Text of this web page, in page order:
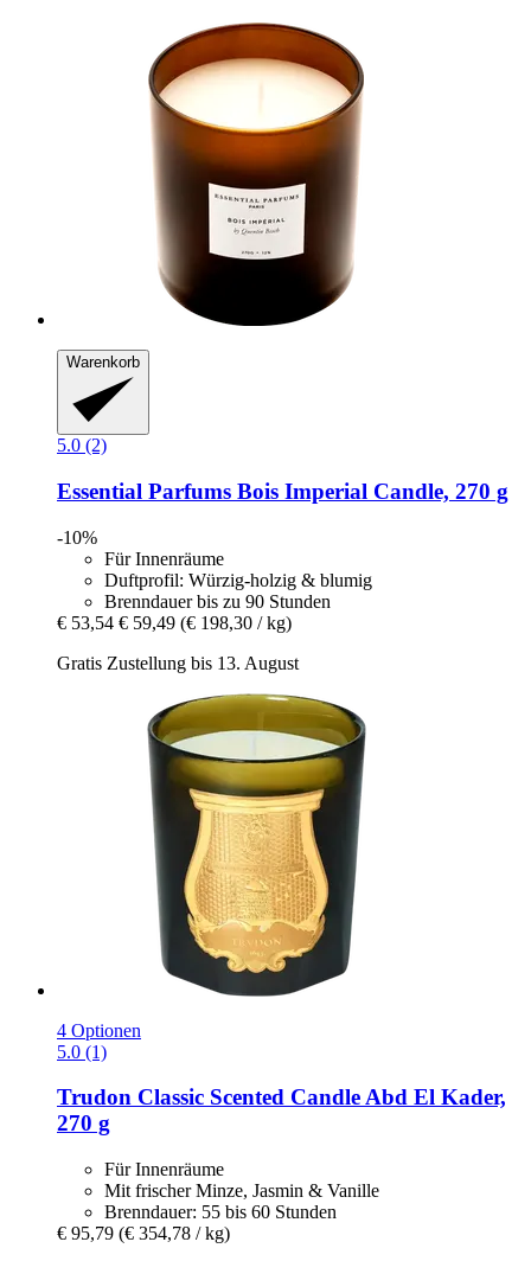
Warenkorb
5.0 (2)
Essential Parfums Bois Imperial Candle, 270 g
-10%
Für Innenräume
Duftprofil: Würzig-holzig & blumig
Brenndauer bis zu 90 Stunden
€ 53,54 € 59,49 (€ 198,30 / kg)
Gratis Zustellung bis 13. August
4 Optionen
5.0 (1)
Trudon Classic Scented Candle Abd El Kader,
270 g
Für Innenräume
Mit frischer Minze, Jasmin & Vanille
Brenndauer: 55 bis 60 Stunden
€ 95,79 (€ 354,78 / kg)